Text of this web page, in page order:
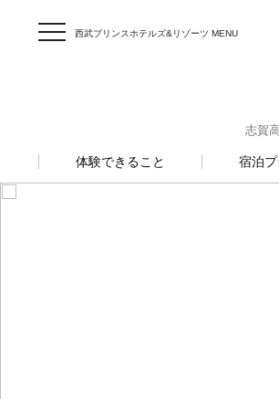
西武プリンスホテルズ&リゾーツ MENU
志賀
体験できること 宿泊